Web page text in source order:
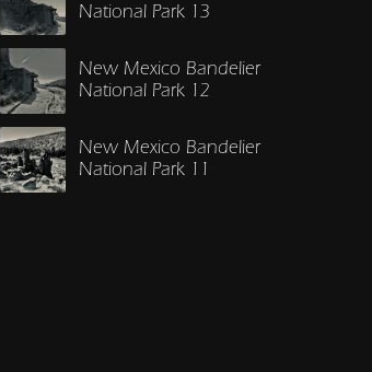
National Park 13
New Mexico Bandelier
National Park 12
New Mexico Bandelier
National Park 11